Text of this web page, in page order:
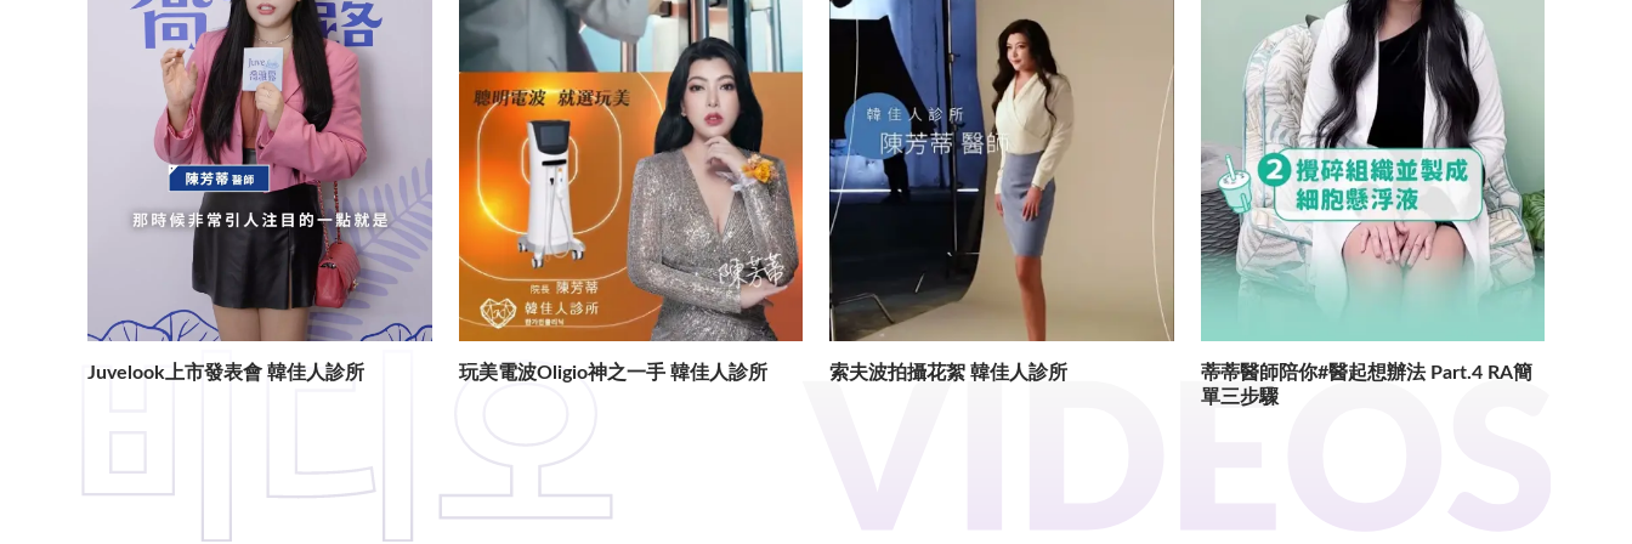
Juvelook上市發表會 韓佳人診所 玩美電波Oligio神之一手 韓佳人診所 索夫波拍攝花絮 韓佳人診所
蒂蒂醫師陪你#醫起想辦法 Part.4 RA簡
單三步驟